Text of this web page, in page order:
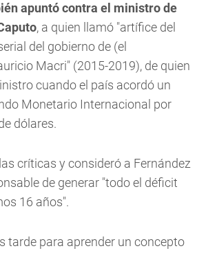
apuntó contra el ministro de
, a quien llamó "artífice del
del gobierno de (el
Macri" (2015-2019), de quien
cuando el país acordó un
Monetario Internacional por
dólares.
críticas y consideró a Fernández
de generar "todo el déficit
16 años".
tarde para aprender un concepto